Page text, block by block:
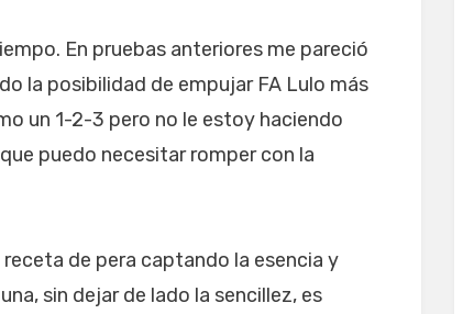
En pruebas anteriores me pareció
la posibilidad de empujar FA Lulo más
un 1-2-3 pero no le estoy haciendo
puedo necesitar romper con la
de pera captando la esencia y
sin dejar de lado la sencillez, es